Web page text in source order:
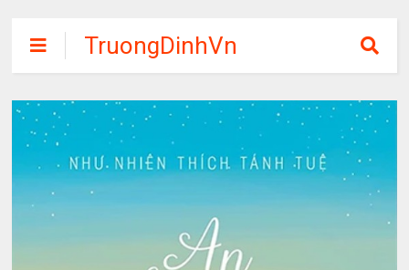
TruongDinhVn
Chia sẽ ebook,
các khóa học,
phần mềm học
tập miễn phí